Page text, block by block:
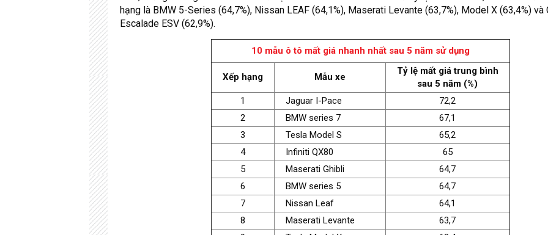
hạng là BMW 5-Series (64,7%), Nissan LEAF (64,1%), Maserati Levante (63,7%), Model X (63,4%) và
Escalade ESV (62,9%).
10 mẫu ô tô mất giá nhanh nhất sau 5 năm sử dụng
Xếp hạng Mẫu xe
Tỷ lệ mất giá trung bình
sau 5 năm (%)
1
Jaguar I-Pace
72,2
2
BMW series 7
67,1
3
Tesla Model S
65,2
4
Infiniti QX80
65
5
Maserati Ghibli
64,7
6
BMW series 5
64,7
7
Nissan Leaf
64,1
8
Maserati Levante
63,7